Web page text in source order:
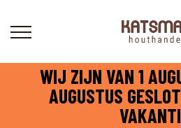
WIJ ZIJN VAN 1
AUGUSTUS